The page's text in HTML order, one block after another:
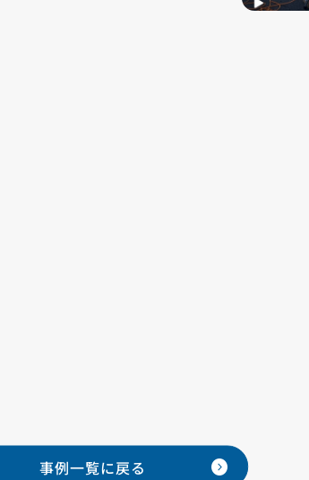
事例一覧に戻る expand_circle_right